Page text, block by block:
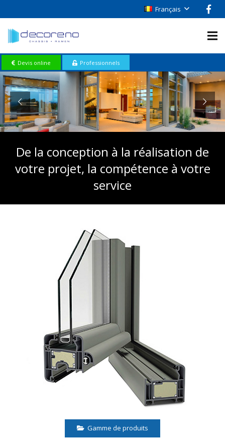
Français
Devis online Professionnels
De la conception à la réalisation de
votre projet, la compétence à votre
service
Gamme de produits